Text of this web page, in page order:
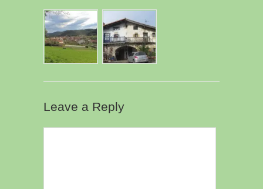
Leave a Reply